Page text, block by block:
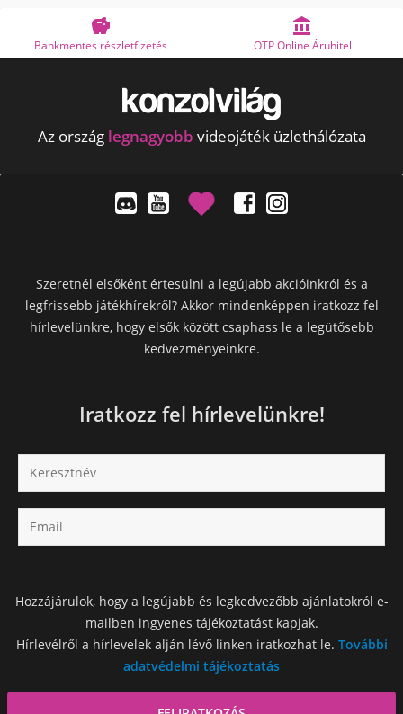
Bankmentes részletfizetés OTP Online Áruhitel
Az ország legnagyobb videojáték üzlethálózata
Szeretnél elsőként értesülni a legújabb akcióinkról és a
legfrissebb játékhírekről? Akkor mindenképpen iratkozz fel
hírlevelünkre, hogy elsők között csaphass le a legütősebb
kedvezményeinkre.
Iratkozz fel hírlevelünkre!
Hozzájárulok, hogy a legújabb és legkedvezőbb ajánlatokról e-
mailben ingyenes tájékoztatást kapjak.
Hírlevélről a hírlevelek alján lévő linken iratkozhat le. További
adatvédelmi tájékoztatás